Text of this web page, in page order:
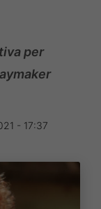
per
- 17:37